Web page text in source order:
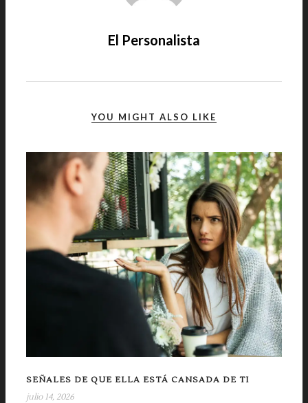
El Personalista
YOU MIGHT ALSO LIKE
SEÑALES DE QUE ELLA ESTÁ CANSADA DE TI
julio 14, 2026